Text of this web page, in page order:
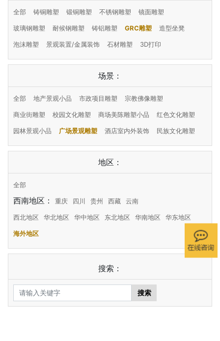
全部 铸铜雕塑 锻铜雕塑 不锈钢雕塑 镜面雕塑
玻璃钢雕塑 耐候钢雕塑 铸铝雕塑 GRC雕塑 造型坐凳
泡沫雕塑 景观装置/金属装饰 石材雕塑 3D打印
场景：
全部 地产景观小品 市政项目雕塑 宗教佛像雕塑
商业街雕塑 校园文化雕塑 商场美陈雕塑小品 红色文化雕塑
园林景观小品 广场景观雕塑 酒店室内外装饰 民族文化雕塑
地区：
全部
西南地区： 重庆 四川 贵州 西藏 云南
西北地区 华北地区 华中地区 东北地区 华南地区 华东地区
海外地区
搜索：
搜索